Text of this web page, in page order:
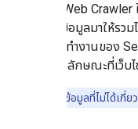
เรียกว่า Web
ไม่ได้ส่งข้อมูลมาให้ร
ตอนการทํางานของ
ปรับปรุงลักษณะที่เว็บ
หากต้องการข้อมูลที่ไม่ได้เกี่